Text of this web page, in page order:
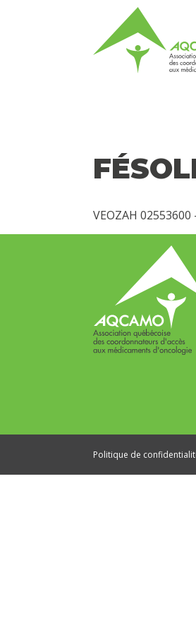
VEOZAH 02553600
Politique de